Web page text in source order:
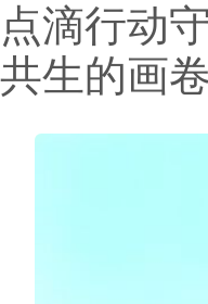
点滴行动
共生的画